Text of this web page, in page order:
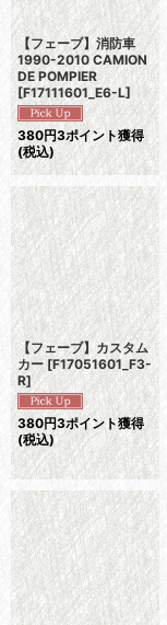
【フェーブ】消防車
1990-2010 CAMION
DE POMPIER
[F17111601_E6-L]
380円3ポイント獲得
(税込)
【フェーブ】カスタム
カー [F17051601_F3-
R]
380円3ポイント獲得
(税込)